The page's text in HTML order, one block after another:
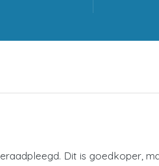
Dit is goedkoper,